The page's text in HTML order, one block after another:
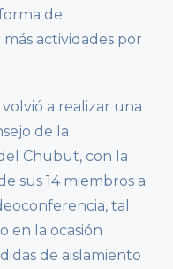
de
actividades por
a realizar una
de la
Chubut, con la
sus 14 miembros a
tal
en la ocasión
de aislamiento